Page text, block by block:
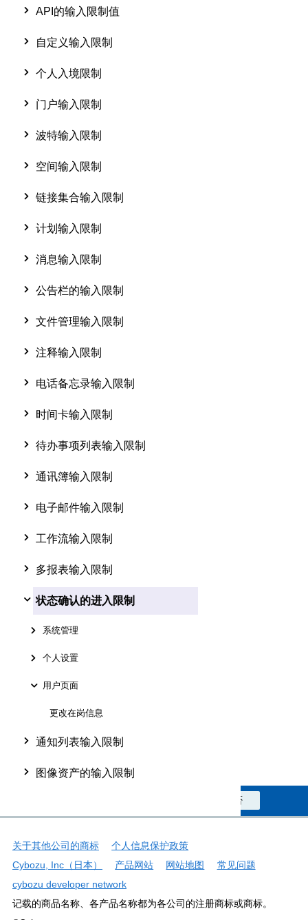
API的输入限制值
自定义输入限制
个人入境限制
门户输入限制
波特输入限制
空间输入限制
链接集合输入限制
计划输入限制
消息输入限制
公告栏的输入限制
文件管理输入限制
注释输入限制
电话备忘录输入限制
时间卡输入限制
待办事项列表输入限制
通讯簿输入限制
电子邮件输入限制
工作流输入限制
多报表输入限制
状态确认的进入限制
系统管理
个人设置
用户页面
更改在岗信息
通知列表输入限制
图像资产的输入限制
否
关于其他公司的商标
个人信息保护政策
Cybozu, Inc（日本）
产品网站 网站地图
常见问题
cybozu developer network
记载的商品名称、各产品名称都为各公司的注册商标或商标。